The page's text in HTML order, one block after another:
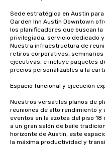
Sede estratégica en Austin
Garden Inn Austin Downtown
los planificadores que buscan
privilegiada, servicio dedicado
Nuestra infraestructura de
retiros corporativos,
ejecutivas, e incluye paquetes
precios personalizables a la
Espacio funcional y ejecución
Nuestros versátiles planos de
reuniones de alto rendimiento y
eventos en la azotea del piso
a un gran salón de baile
horizonte de Austin, este
la máxima productividad y